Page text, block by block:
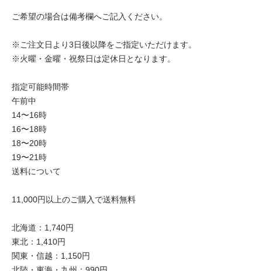
ご希望の場合は備考欄へご記入ください。
※ご注文日より3日後以降をご指定いただけます。
※火曜・金曜・祝祭日は定休日となります。
指定可能時間帯
午前中
14〜16時
16〜18時
18〜20時
19〜21時
送料について
11,000円以上のご購入で送料無料
北海道：1,740円
東北：1,410円
関東・信越：1,150円